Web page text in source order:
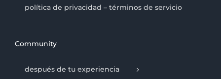
política de privacidad – términos de servicio
Community
después de tu experiencia